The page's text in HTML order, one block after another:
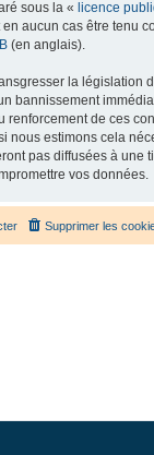
sous la « licence
aucun cas être tenu
(en anglais).
la législation
bannissement
renforcement de ces
estimons cela
pas diffusées à une
vos données.
Supprimer les